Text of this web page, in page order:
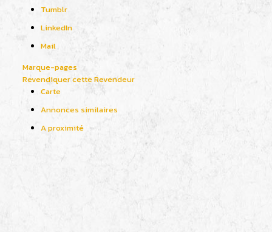
Tumblr
LinkedIn
Mail
Marque-pages
Revendiquer cette Revendeur
Carte
Annonces similaires
A proximité